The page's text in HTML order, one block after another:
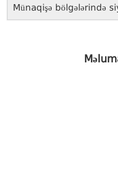
Münaqişə bölgələrində